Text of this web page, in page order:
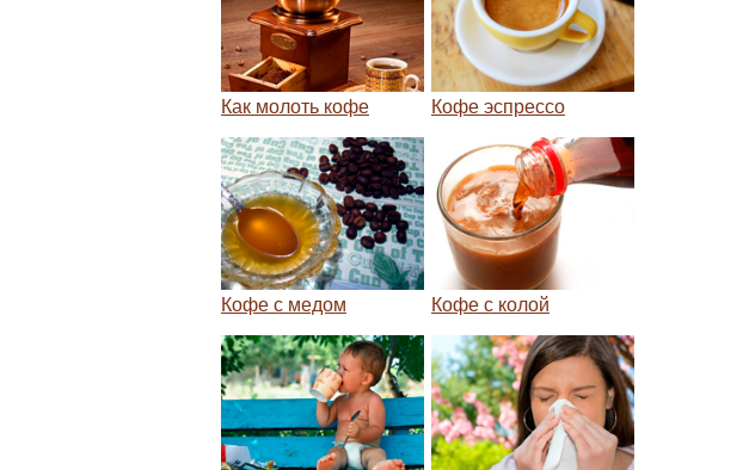
Как молоть кофе Кофе эспрессо
Кофе с медом Кофе с колой